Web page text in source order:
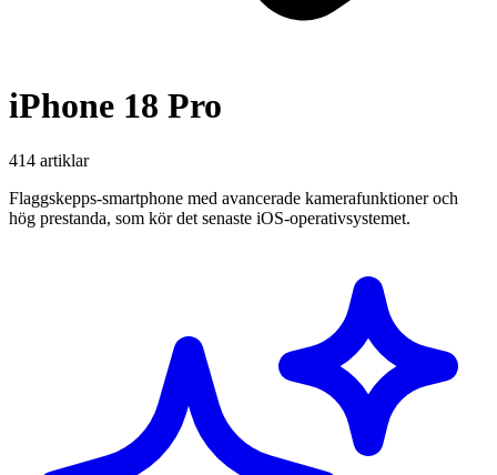
iPhone 18 Pro
414 artiklar
Flaggskepps-smartphone med avancerade kamerafunktioner och
hög prestanda, som kör det senaste iOS-operativsystemet.